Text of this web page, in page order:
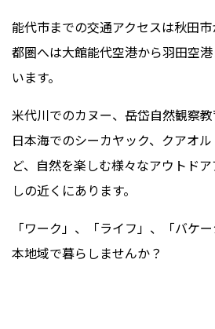
能代市までの交通アクセスは秋田
都圏へは大館能代空港から羽田空
います。
米代川でのカヌー、岳岱自然観察教
日本海でのシーカヤック、クアオ
ど、自然を楽しむ様々なアウトド
しの近くにあります。
「ワーク」、「ライフ」、「バケ
本地域で暮らしませんか？